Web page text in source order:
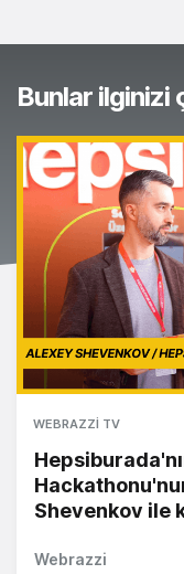
Bunlar ilginizi
WEBRAZZI TV
Shevenkov ile
Webrazzi